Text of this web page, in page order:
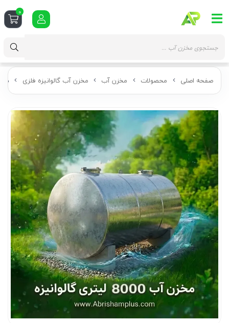
صفحه اصلی محصولات مخزن آب مخزن آب گالوانیزه فلزی منبع
0